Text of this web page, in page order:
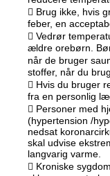
 Brug ikke, hvis
feber, en
 Vedrør
ældre orebørn.
når de bruger
stoffer, når du
 Hvis du bruger
fra en personlig
 Personer med
(hypertension /
nedsat
skal udvise
langvarig varme.
 Kroniske